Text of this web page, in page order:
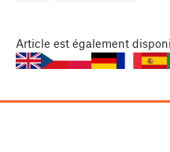
Article est également